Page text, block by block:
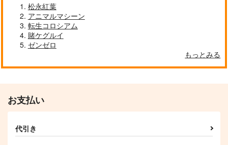
ぽに子の食レポごはん
なぐもカレー部
作品詳細
（税込）
松永紅葉
アニマルマシーン
転生コロシアム
賭ケグルイ
ゼンゼロ
もっとみる
お支払い
代引き